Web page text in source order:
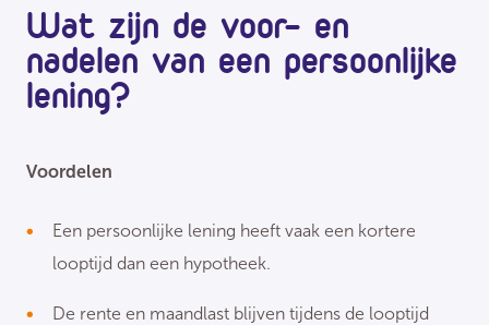
Wat zijn de voor- en
nadelen van een persoonlijke
lening?
Voordelen
Een persoonlijke lening heeft vaak een kortere
looptijd dan een hypotheek.
De rente en maandlast blijven tijdens de looptijd